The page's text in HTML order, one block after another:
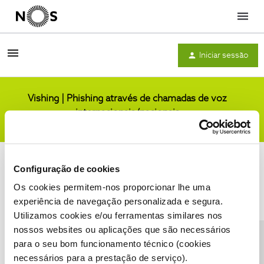
Configuração de cookies
Os cookies permitem-nos proporcionar lhe uma
experiência de navegação personalizada e segura.
Utilizamos cookies e/ou ferramentas similares nos
nossos websites ou aplicações que são necessários
para o seu bom funcionamento técnico (cookies
necessários para a prestação de serviço).
Menu
Iniciar sessão
Vishing | Phishing através de chamadas de voz
internacionais/nacionais
Condições do Fórum NOS Accessibility statement